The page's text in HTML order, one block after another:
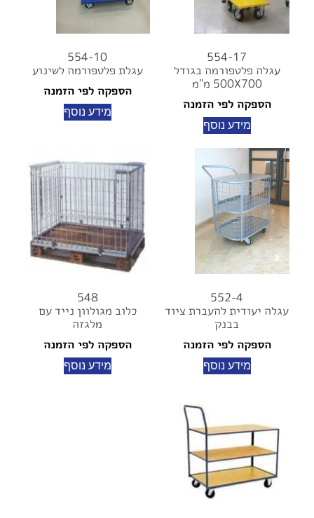
554-17
עגלה פלטפורמה בגודל
500X700 מ"מ
הספקה לפי הזמנה
מידע נוסף
554-10
עגלת פלטפורמה לשינוע
הספקה לפי הזמנה
מידע נוסף
552-4
עגלה יעודית להעברת ציוד
בבנק
הספקה לפי הזמנה
מידע נוסף
548
כלוב מגולוון נייד עם
מלגזה
הספקה לפי הזמנה
מידע נוסף